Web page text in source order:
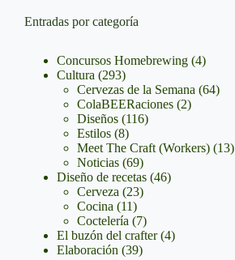
Entradas por categoría
Concursos Homebrewing (4)
Cultura (293)
Cervezas de la Semana (64)
ColaBEERaciones (2)
Diseños (116)
Estilos (8)
Meet The Craft (Workers) (13)
Noticias (69)
Diseño de recetas (46)
Cerveza (23)
Cocina (11)
Coctelería (7)
El buzón del crafter(4)
Elaboración (39)